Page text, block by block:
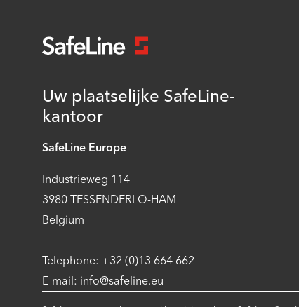
Uw plaatselijke SafeLine-
kantoor
SafeLine Europe
Industrieweg 114
3980 TESSENDERLO-HAM
Belgium
Telephone: +32 (0)13 664 662
E-mail: info@safeline.eu